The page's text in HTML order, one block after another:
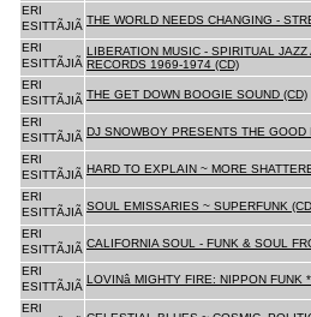
ERI
ESITTÃJIÃ THE WORLD NEEDS CHANGING -
ERI
ESITTÃJIÃ
LIBERATION MUSIC - SPIRITUAL
RECORDS 1969-1974 (CD)
ERI
ESITTÃJIÃ THE GET DOWN BOOGIE SOUND (CD)
ERI
ESITTÃJIÃ DJ SNOWBOY PRESENTS THE GOOD
ERI
ESITTÃJIÃ HARD TO EXPLAIN ~ MORE
ERI
ESITTÃJIÃ SOUL EMISSARIES ~ SUPERFUNK
ERI
ESITTÃJIÃ CALIFORNIA SOUL - FUNK & SOUL
ERI
ESITTÃJIÃ
LOVINâ MIGHTY FIRE: NIPPON
ERI